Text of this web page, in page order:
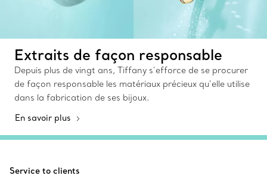
Extraits de façon responsable
Depuis plus de vingt ans, Tiffany s’efforce de se procurer
de façon responsable les matériaux précieux qu’elle utilise
dans la fabrication de ses bijoux.
En savoir plus
Service to clients